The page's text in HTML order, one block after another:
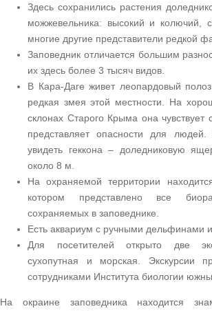
Здесь сохранились растения
можжевельника: высокий и колючий,
многие другие представители редкой
Заповедник отличается большим
их здесь более 3 тысяч видов.
В Кара-Даге живет леопардовый
редкая змея этой местности. На
склонах Старого Крыма она
представляет опасности для
увидеть геккона – доледниковую
около 8 м.
На охраняемой территории
котором представлено все
сохраняемых в заповеднике.
Есть аквариум с ручными дельфинами
Для посетителей открыто две
сухопутная и морская. Экскурсии
сотрудниками Института биологии
На окраине заповедника находится